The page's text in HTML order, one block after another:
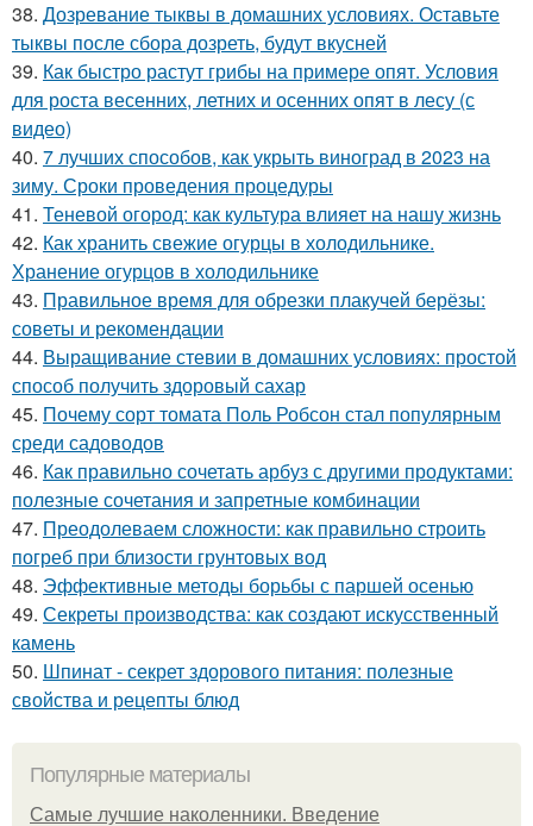
38. Дозревание тыквы в домашних условиях. Оставьте
тыквы после сбора дозреть, будут вкусней
39. Как быстро растут грибы на примере опят. Условия
для роста весенних, летних и осенних опят в лесу (с
видео)
40. 7 лучших способов, как укрыть виноград в 2023 на
зиму. Сроки проведения процедуры
41. Теневой огород: как культура влияет на нашу жизнь
42. Как хранить свежие огурцы в холодильнике.
Хранение огурцов в холодильнике
43. Правильное время для обрезки плакучей берёзы:
советы и рекомендации
44. Выращивание стевии в домашних условиях: простой
способ получить здоровый сахар
45. Почему сорт томата Поль Робсон стал популярным
среди садоводов
46. Как правильно сочетать арбуз с другими продуктами:
полезные сочетания и запретные комбинации
47. Преодолеваем сложности: как правильно строить
погреб при близости грунтовых вод
48. Эффективные методы борьбы с паршей осенью
49. Секреты производства: как создают искусственный
камень
50. Шпинат - секрет здорового питания: полезные
свойства и рецепты блюд
Популярные материалы
Самые лучшие наколенники. Введение